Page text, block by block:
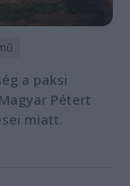
a paksi
Pétert
miatt.